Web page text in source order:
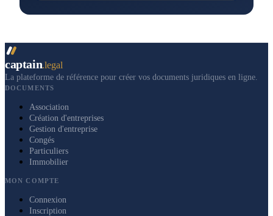
captain.legal
La plateforme de référence pour créer vos documents juridiques en ligne.
DOCUMENTS
Association
Création d'entreprises
Gestion d'entreprise
Congés
Particuliers
Immobilier
MON COMPTE
Connexion
Inscription